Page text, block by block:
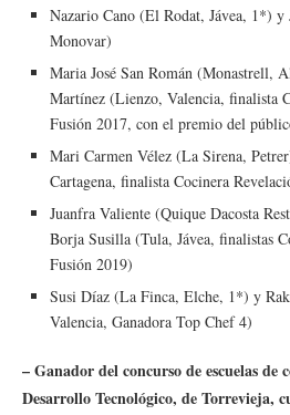
Nazario Cano (El Rodat, Jávea, 1*)
Monovar)
Maria José San Román (Monastrell,
Martínez (Lienzo, Valencia, finalista
Fusión 2017, con el premio del
Mari Carmen Vélez (La Sirena,
Cartagena, finalista Cocinera
Juanfra Valiente (Quique Dacosta
Borja Susilla (Tula, Jávea, finalistas
Fusión 2019)
Susi Díaz (La Finca, Elche, 1*) y
Valencia, Ganadora Top Chef 4)
– Ganador del concurso de escuelas
Desarrollo Tecnológico, de Torrevieja,